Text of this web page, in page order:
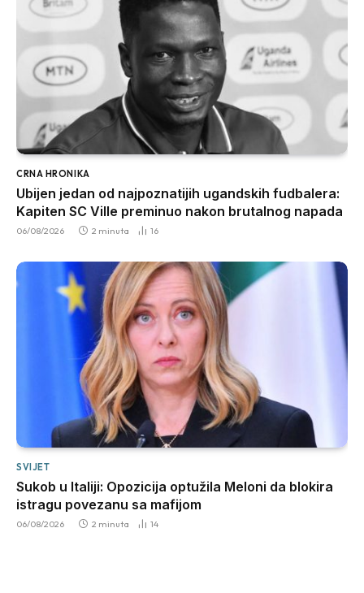
CRNA HRONIKA
Ubijen jedan od najpoznatijih ugandskih fudbalera:
Kapiten SC Ville preminuo nakon brutalnog napada
06/08/2026 2 minuta 16
SVIJET
Sukob u Italiji: Opozicija optužila Meloni da blokira
istragu povezanu sa mafijom
06/08/2026 2 minuta 14